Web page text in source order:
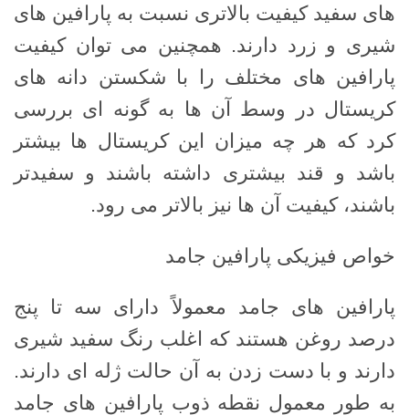
های سفید کیفیت بالاتری نسبت به پارافین های
شیری و زرد دارند. همچنین می توان کیفیت
پارافین های مختلف را با شکستن دانه های
کریستال در وسط آن ها به گونه ای بررسی
کرد که هر چه میزان این کریستال ها بیشتر
باشد و قند بیشتری داشته باشند و سفیدتر
باشند، کیفیت آن ها نیز بالاتر می رود.
خواص فیزیکی پارافین جامد
پارافین های جامد معمولاً دارای سه تا پنج
درصد روغن هستند که اغلب رنگ سفید شیری
دارند و با دست زدن به آن حالت ژله ای دارند.
به طور معمول نقطه ذوب پارافین های جامد